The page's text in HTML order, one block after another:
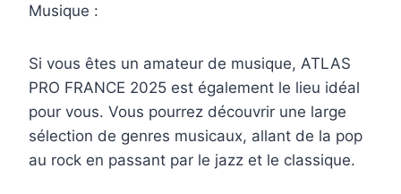
Musique :
Si vous êtes un amateur de musique, ATLAS
PRO FRANCE 2025 est également le lieu idéal
pour vous. Vous pourrez découvrir une large
sélection de genres musicaux, allant de la pop
au rock en passant par le jazz et le classique.